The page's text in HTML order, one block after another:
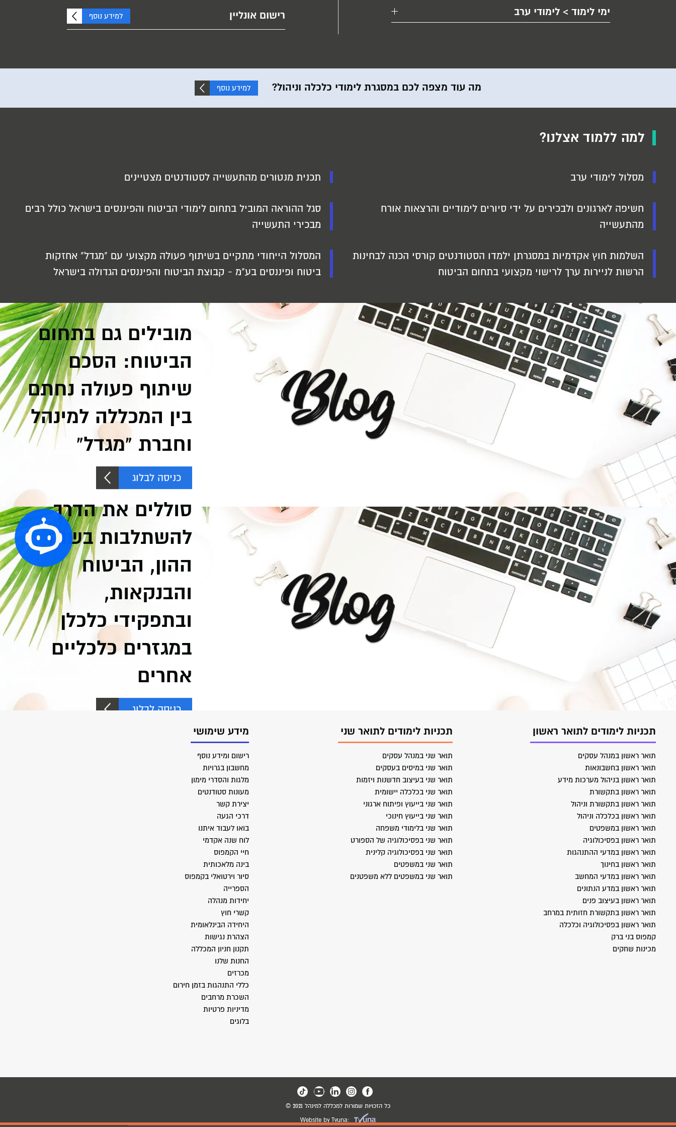
ימי לימוד > לימודי ערב רישום אונליין למידע נוסף
מה עוד מצפה לכם במסגרת לימודי כלכלה וניהול? למידע נוסף
למה ללמוד אצלנו?
מסלול לימודי ערב תכנית מנטורים מהתעשייה לסטודנטים מצטיינים
חשיפה לארגונים ולבכירים על ידי סיורים לימודיים והרצאות אורח
מהתעשייה
סגל ההוראה המוביל בתחום לימודי הביטוח והפיננסים בישראל כולל רבים
מבכירי התעשייה
השלמות חוץ אקדמיות במסגרתן ילמדו הסטודנטים קורסי הכנה לבחינות
הרשות לניירות ערך לרישוי מקצועי בתחום הביטוח
המסלול הייחודי מתקיים בשיתוף פעולה מקצועי עם "מגדל" אחזקות
ביטוח ופיננסים בע"מ - קבוצת הביטוח והפיננסים הגדולה בישראל
מובילים גם בתחום
הביטוח: הסכם
שיתוף פעולה נחתם
בין המכללה למינהל
וחברת "מגדל"
כניסה לבלוג
סוללים את הדרך
להשתלבות בשוק
ההון, הביטוח
והבנקאות,
ובתפקידי כלכלן
במגזרים כלכליים
אחרים
כניסה לבלוג
תכניות לימודים לתואר ראשון
תואר ראשון במנהל עסקים
תואר ראשון בחשבונאות
תואר ראשון בניהול מערכות מידע
תואר ראשון בתקשורת
תואר ראשון בתקשורת וניהול
תואר ראשון בכלכלה וניהול
תואר ראשון במשפטים
תואר ראשון בפסיכולוגיה
תואר ראשון במדעי ההתנהגות
תואר ראשון בחינוך
תואר ראשון במדעי המחשב
תואר ראשון במדע הנתונים
תואר ראשון בעיצוב פנים
תואר ראשון בתקשורת חזותית במרחב
תואר ראשון בפסיכולוגיה וכלכלה
קמפוס בני ברק
מכינות שחקים
תכניות לימודים לתואר שני
תואר שני במנהל עסקים
תואר שני במיסים בעסקים
תואר שני בעיצוב חדשנות ויזמות
תואר שני בכלכלה יישומית
תואר שני בייעוץ ופיתוח ארגוני
תואר שני בייעוץ חינוכי
תואר שני בלימודי משפחה
תואר שני בפסיכולוגיה של הספורט
תואר שני בפסיכולוגיה קלינית
תואר שני במשפטים
תואר שני במשפטים ללא משפטנים
מידע שימושי
רישום ומידע נוסף
מחשבון בגרויות
מלגות והסדרי מימון
מעונות סטודנטים
יצירת קשר
דרכי הגעה
בואו לעבוד איתנו
לוח שנה אקדמי
חיי הקמפוס
בינה מלאכותית
סיור וירטואלי בקמפוס
הספרייה
יחידות מנהלה
קשרי חוץ
היחידה הבינלאומית
הצהרת נגישות
תקנון חניון המכללה
החנות שלנו
מכרזים
כללי התנהגות בזמן חירום
השכרת מרחבים
מדיניות פרטיות
בלוגים
כל הזכויות שמורות למכללה למינהל 2021 ©
Website by Tvuna: